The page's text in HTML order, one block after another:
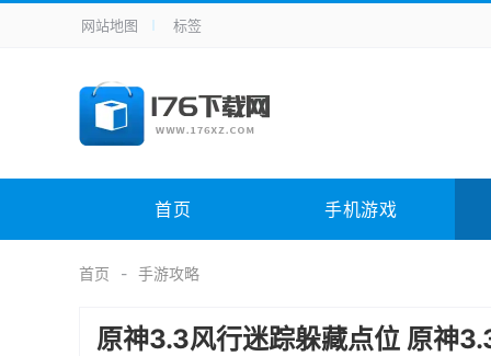
手机应用
手机游戏 体育竞技
电脑软件 其它类别 图形软件
未分类
网站地图 标签
首页 手机游戏
首页 手游攻略
原神3.3风行迷踪躲藏点位 原神